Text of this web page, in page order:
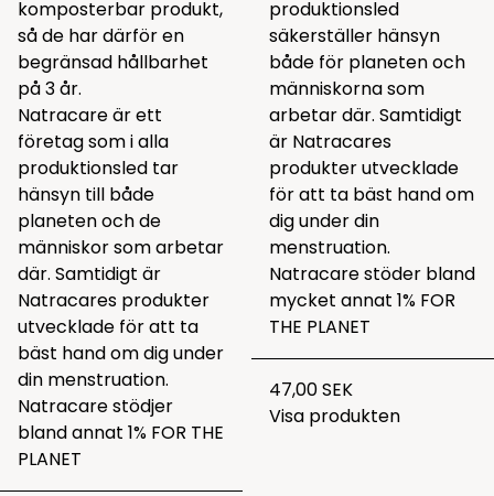
komposterbar produkt,
så de har därför en
begränsad hållbarhet
på 3 år.
Natracare är ett
företag som i alla
produktionsled tar
hänsyn till både
planeten och de
människor som arbetar
där. Samtidigt är
Natracares produkter
utvecklade för att ta
bäst hand om dig under
din menstruation.
Natracare stödjer
bland annat 1% FOR THE
PLANET
produktionsled
säkerställer hänsyn
både för planeten och
människorna som
arbetar där. Samtidigt
är Natracares
produkter utvecklade
för att ta bäst hand om
dig under din
menstruation.
Natracare stöder bland
mycket annat 1% FOR
THE PLANET
47,00 SEK
Visa produkten